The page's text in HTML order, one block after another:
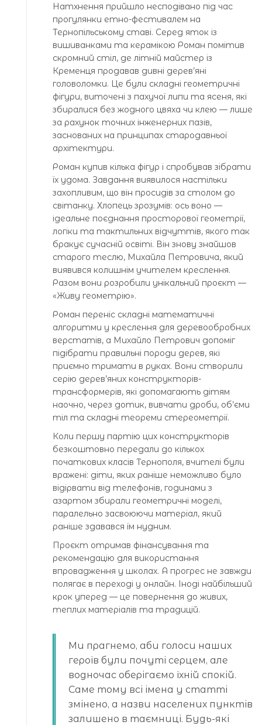
Натхнення прийшло несподівано під час
прогулянки етно-фестивалем на
Тернопільському ставі. Серед яток із
вишиванками та керамікою Роман помітив
скромний стіл, де літній майстер із
Кременця продавав дивні дерев’яні
головоломки. Це були складні геометричні
фігури, виточені з пахучої липи та ясеня, які
збиралися без жодного цвяха чи клею — лише
за рахунок точних інженерних пазів,
заснованих на принципах стародавньої
архітектури.
Роман купив кілька фігур і спробував зібрати
їх удома. Завдання виявилося настільки
захопливим, що він просидів за столом до
світанку. Хлопець зрозумів: ось воно —
ідеальне поєднання просторової геометрії,
логіки та тактильних відчуттів, якого так
бракує сучасній освіті. Він знову знайшов
старого теслю, Михайла Петровича, який
виявився колишнім учителем креслення.
Разом вони розробили унікальний проєкт —
«Живу геометрію».
Роман переніс складні математичні
алгоритми у креслення для деревообробних
верстатів, а Михайло Петрович допоміг
підібрати правильні породи дерев, які
приємно тримати в руках. Вони створили
серію дерев’яних конструкторів-
трансформерів, які допомагають дітям
наочно, через дотик, вивчати дроби, об’єми
тіл та складні теореми стереометрії.
Коли першу партію цих конструкторів
безкоштовно передали до кількох
початкових класів Тернополя, вчителі були
вражені: діти, яких раніше неможливо було
відірвати від телефонів, годинами з
азартом збирали геометричні моделі,
паралельно засвоюючи матеріал, який
раніше здавався їм нудним.
Проєкт отримав фінансування та
рекомендацію для використання
впровадження у школах. А прогрес не завжди
полягає в переході у онлайн. Іноді найбільший
крок уперед — це повернення до живих,
теплих матеріалів та традицій.
Ми прагнемо, аби голоси наших
героїв були почуті серцем, але
водночас оберігаємо їхній спокій.
Саме тому всі імена у статті
змінено, а назви населених пунктів
залишено в таємниці. Будь-які